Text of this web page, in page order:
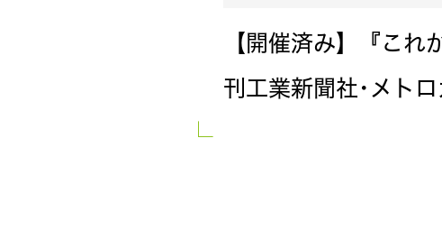
【開催済み】『こ
刊工業新聞社･メト